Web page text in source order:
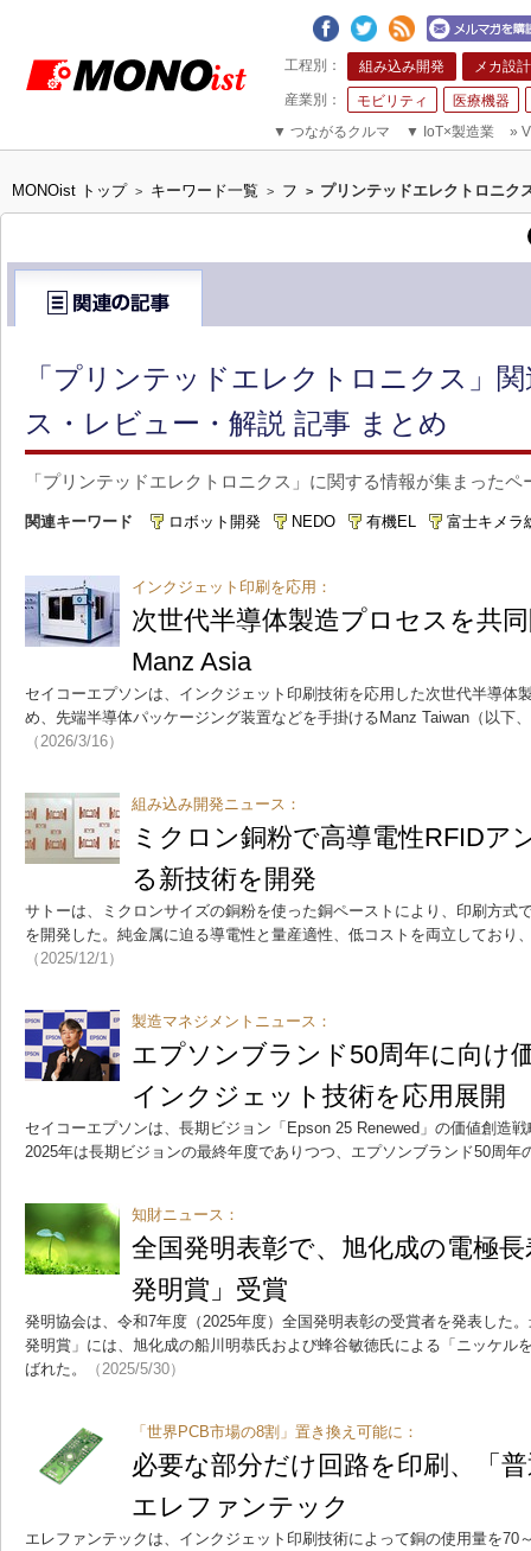
組み込み開発 メカ設計
モビリティ
医療機器
▼ つながるクルマ ▼ IoT×製造業 »
MONOist トップ > キーワード一覧 > フ > プリンテッドエレクトロニク
「プリンテッドエレクトロニクス」
ス・レビュー・解説 記事 まとめ
「プリンテッドエレクトロニクス」に関する情報が集まったペ
関連キーワード ロボット開発 NEDO 有機EL 富士キメラ
インクジェット印刷を応用：
次世代半導体製造プロセスを共
Manz Asia
セイコーエプソンは、インクジェット印刷技術を応用した次世代半導体
め、先端半導体パッケージング装置などを手掛けるManz Taiwan（以下
（2026/3/16）
組み込み開発ニュース：
ミクロン銅粉で高導電性RFIDア
る新技術を開発
サトーは、ミクロンサイズの銅粉を使った銅ペーストにより、印刷方式
を開発した。純金属に迫る導電性と量産適性、低コストを両立しており
（2025/12/1）
製造マネジメントニュース：
エプソンブランド50周年に向け
インクジェット技術を応用展開
セイコーエプソンは、長期ビジョン「Epson 25 Renewed」の価値創造
2025年は長期ビジョンの最終年度でありつつ、エプソンブランド50周年
知財ニュース：
全国発明表彰で、旭化成の電極
発明賞」受賞
発明協会は、令和7年度（2025年度）全国発明表彰の受賞者を発表した
発明賞」には、旭化成の船川明恭氏および蜂谷敏徳氏による「ニッケル
ばれた。
（2025/5/30）
「世界PCB市場の8割」置き換え可能に：
必要な部分だけ回路を印刷、「
エレファンテック
エレファンテックは、インクジェット印刷技術によって銅の使用量を70